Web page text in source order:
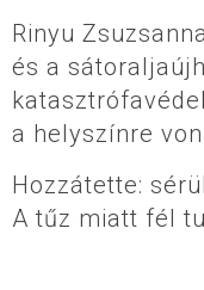
Rinyu
és a
a helyszínre
Hozzátette:
A tűz miatt fél